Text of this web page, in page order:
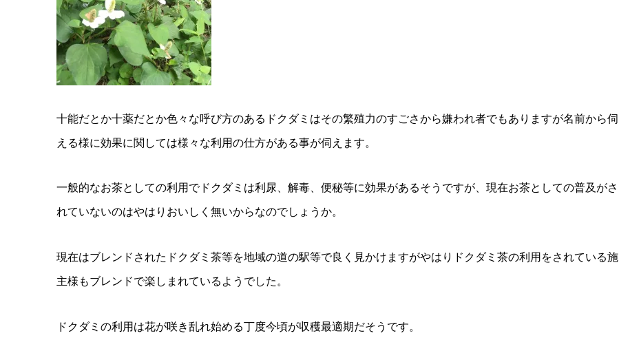
十能だとか十薬だとか色々な呼び方のあるドクダミはその繁殖力のすごさから嫌われ者でもありますが名前から伺
える様に効果に関しては様々な利用の仕方がある事が伺えます。
一般的なお茶としての利用でドクダミは利尿、解毒、便秘等に効果があるそうですが、現在お茶としての普及がさ
れていないのはやはりおいしく無いからなのでしょうか。
現在はブレンドされたドクダミ茶等を地域の道の駅等で良く見かけますがやはりドクダミ茶の利用をされている施
主様もブレンドで楽しまれているようでした。
ドクダミの利用は花が咲き乱れ始める丁度今頃が収穫最適期だそうです。